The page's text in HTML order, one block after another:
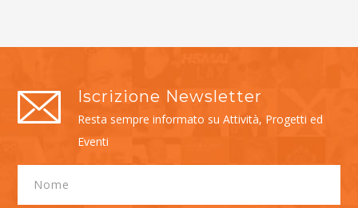
Iscrizione Newsletter
Resta sempre informato su Attività, Progetti ed
Eventi